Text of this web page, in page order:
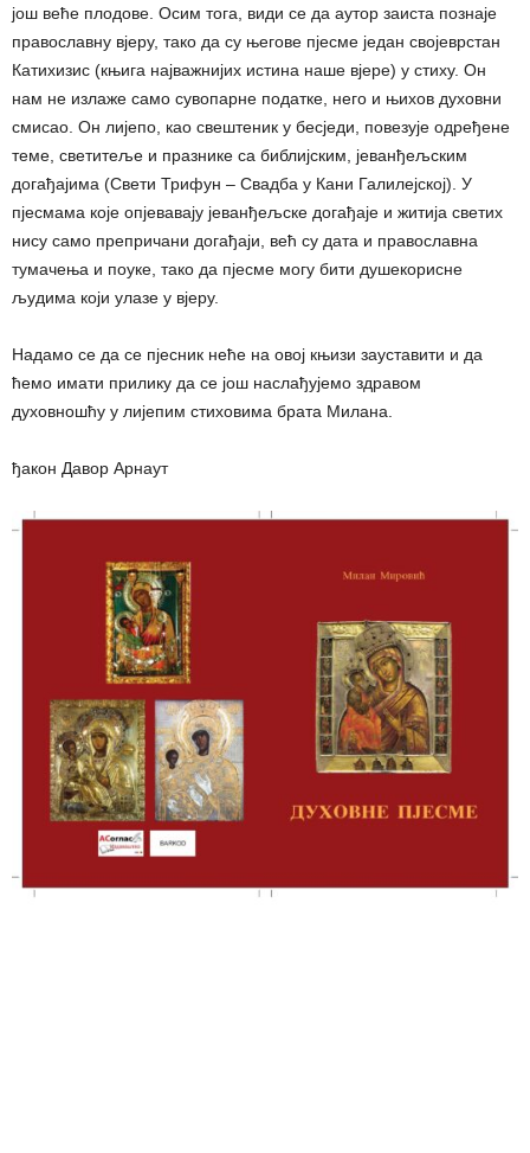
још веће плодове. Осим тога, види се да аутор заиста познаје
православну вјеру, тако да су његове пјесме један својеврстан
Катихизис (књига најважнијих истина наше вјере) у стиху. Он
нам не излаже само сувопарне податке, него и њихов духовни
смисао. Он лијепо, као свештеник у бесједи, повезује одређене
теме, светитеље и празнике са библијским, јеванђељским
догађајима (Свети Трифун – Свадба у Кани Галилејској). У
пјесмама које опјевавају јеванђељске догађаје и житија светих
нису само препричани догађаји, већ су дата и православна
тумачења и поуке, тако да пјесме могу бити душекорисне
људима који улазе у вјеру.
Надамо се да се пјесник неће на овој књизи зауставити и да
ћемо имати прилику да се још наслађујемо здравом
духовношћу у лијепим стиховима брата Милана.
ђакон Давор Арнаут